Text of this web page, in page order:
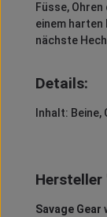
Füsse,
einem
nächste
Details:
Inhalt: Beine,
Hersteller
Savage Gear